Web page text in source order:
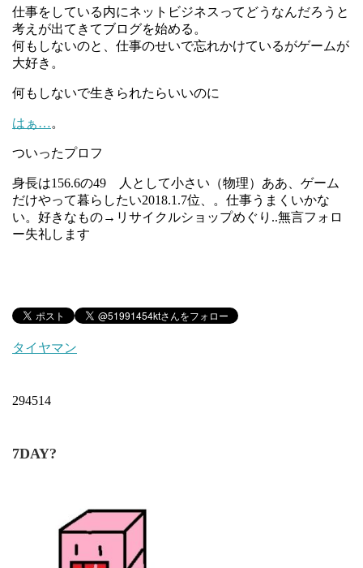
仕事をしている内にネットビジネスってどうなんだろうと
考えが出てきてブログを始める。
何もしないのと、仕事のせいで忘れかけているがゲームが
大好き。
何もしないで生きられたらいいのに
はぁ…。
ついったプロフ
身長は156.6の49 人として小さい（物理）ああ、ゲーム
だけやって暮らしたい2018.1.7位、。仕事うまくいかな
い。好きなもの→リサイクルショップめぐり..無言フォロ
ー失礼します
タイヤマン
294514
7DAY?